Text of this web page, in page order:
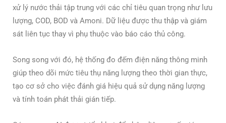
xử lý nước thải tập trung với các chỉ tiêu quan trọng như lưu
lượng, COD, BOD và Amoni. Dữ liệu được thu thập và giám
sát liên tục thay vì phụ thuộc vào báo cáo thủ công.
Song song với đó, hệ thống đo đếm điện năng thông minh
giúp theo dõi mức tiêu thụ năng lượng theo thời gian thực,
tạo cơ sở cho việc đánh giá hiệu quả sử dụng năng lượng
và tính toán phát thải gián tiếp.